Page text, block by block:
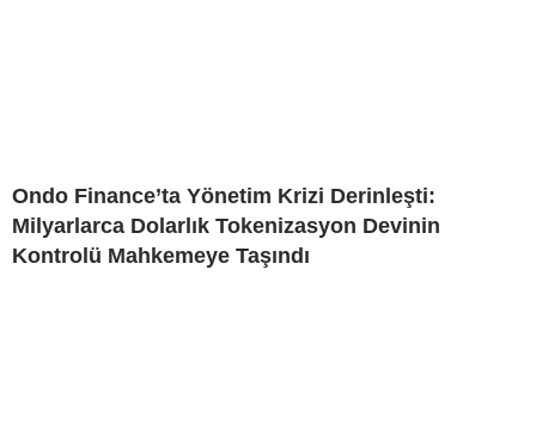
Ondo Finance’ta Yönetim Krizi Derinleşti:
Milyarlarca Dolarlık Tokenizasyon Devinin
Kontrolü Mahkemeye Taşındı